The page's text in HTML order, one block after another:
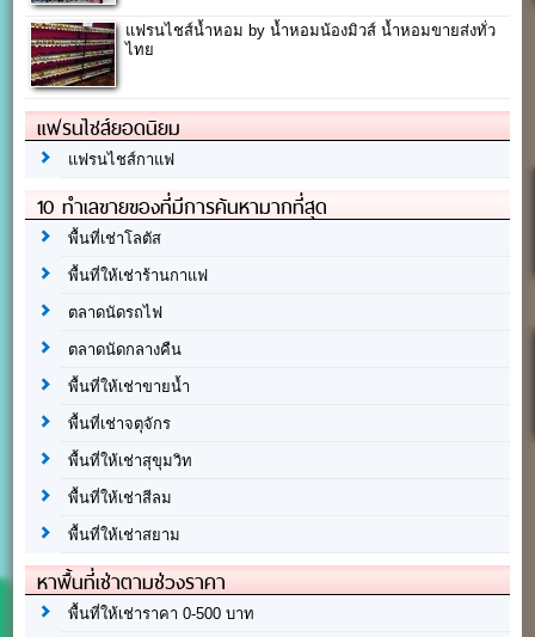
แฟรนไชส์น้ำหอม by น้ำหอมน้องมิวส์ น้ำหอมขายส่งทั่ว
ไทย
แฟรนไชส์ยอดนิยม
แฟรนไชส์กาแฟ
10 ทำเลขายของที่มีการค้นหามากที่สุด
พื้นที่เช่าโลตัส
พื้นที่ให้เช่าร้านกาแฟ
ตลาดนัดรถไฟ
ตลาดนัดกลางคืน
พื้นที่ให้เช่าขายน้ำ
พื้นที่เช่าจตุจักร
พื้นที่ให้เช่าสุขุมวิท
พื้นที่ให้เช่าสีลม
พื้นที่ให้เช่าสยาม
หาพื้นที่เช่าตามช่วงราคา
พื้นที่ให้เช่าราคา 0-500 บาท